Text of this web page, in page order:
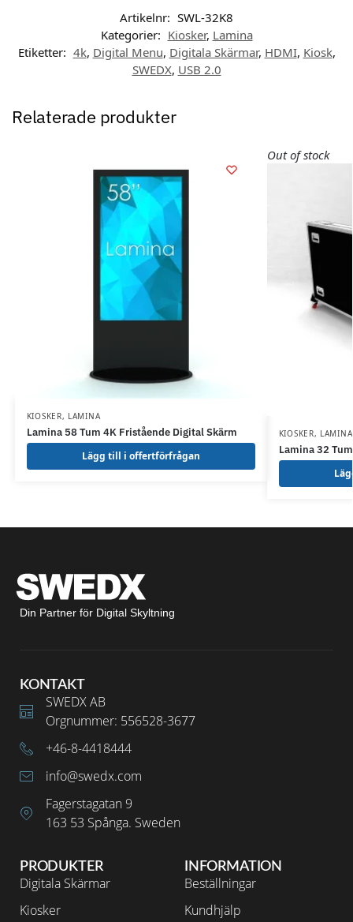
Artikelnr: SWL-32K8
Kategorier: Kiosker, Lamina
Etiketter: 4k, Digital Menu, Digitala Skärmar, HDMI, Kiosk,
SWEDX, USB 2.0
Relaterade produkter
KIOSKER, LAMINA
Lamina 58 Tum 4K Fristående Digital Skärm
Lägg till i offertförfrågan
Out of stock
KIOSKER,
Lamina 32
Din Partner för Digital Skyltning
INFORMATION
Beställningar
Kundhjälp
PRODUKTER
Digitala Skärmar
Kiosker
KONTAKT
SWEDX AB
Orgnummer: 556528-3677
+46-8-4418444
info@swedx.com
Fagerstagatan 9
163 53 Spånga. Sweden